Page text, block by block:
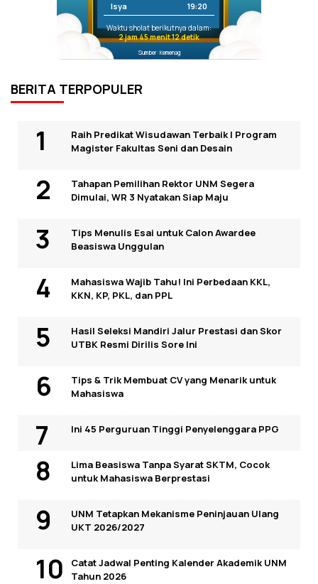
Isya 19:20
Waktu sholat berikutnya dalam:
2 jam 45 menit 12 detik
Sumber: Kemenag
BERITA TERPOPULER
Raih Predikat Wisudawan Terbaik I Program
Magister Fakultas Seni dan Desain
Tahapan Pemilihan Rektor UNM Segera
Dimulai, WR 3 Nyatakan Siap Maju
Tips Menulis Esai untuk Calon Awardee
Beasiswa Unggulan
Mahasiswa Wajib Tahu! Ini Perbedaan KKL,
KKN, KP, PKL, dan PPL
Hasil Seleksi Mandiri Jalur Prestasi dan Skor
UTBK Resmi Dirilis Sore Ini
Tips & Trik Membuat CV yang Menarik untuk
Mahasiswa
Ini 45 Perguruan Tinggi Penyelenggara PPG
Lima Beasiswa Tanpa Syarat SKTM, Cocok
untuk Mahasiswa Berprestasi
UNM Tetapkan Mekanisme Peninjauan Ulang
UKT 2026/2027
Catat Jadwal Penting Kalender Akademik UNM
Tahun 2026